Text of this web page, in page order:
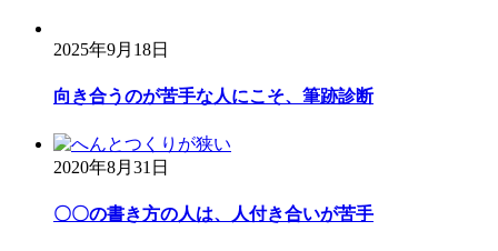
2025年9月18日
向き合うのが苦手な人にこそ、筆跡診断
2020年8月31日
〇〇の書き方の人は、人付き合いが苦手